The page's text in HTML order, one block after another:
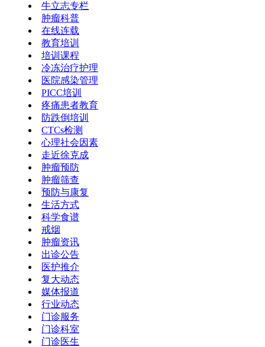
牛立志专栏
肿瘤科普
在线连载
教育培训
培训课程
冷冻治疗护理
医院感染管理
PICC培训
疼痛患者教育
防跌倒培训
CTCs检测
心理社会因素
走近徐克成
肿瘤预防
肿瘤筛查
预防与康复
生活方式
科学食谱
戒烟
肿瘤资讯
出诊公告
医护推介
复大动态
媒体报道
行业动态
门诊服务
门诊科室
门诊医生